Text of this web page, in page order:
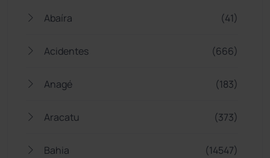
Abaíra (41)
Acidentes (666)
Anagé (183)
Aracatu (373)
Bahia (14547)